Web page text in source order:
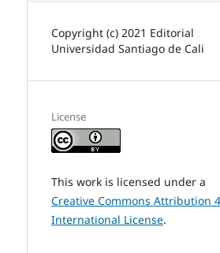
Copyright (c) 2021 Editorial
Universidad Santiago de Cali
License
This work is licensed under a
Creative Commons Attribution
International License.